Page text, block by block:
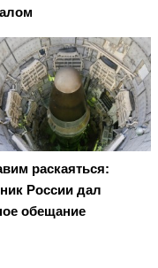
раскаяться:
России дал
обещание